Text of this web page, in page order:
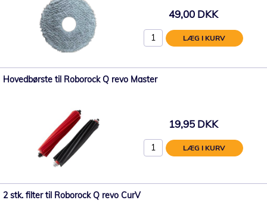
49,00 DKK
LÆG I KURV
Hovedbørste til Roborock Q revo Master
19,95 DKK
LÆG I KURV
2 stk. filter til Roborock Q revo CurV